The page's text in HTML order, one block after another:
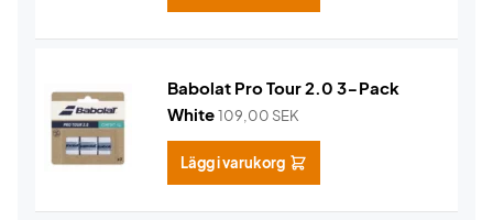
Babolat Pro Tour 2.0 3-Pack
White109,00 SEK
Lägg i varukorg